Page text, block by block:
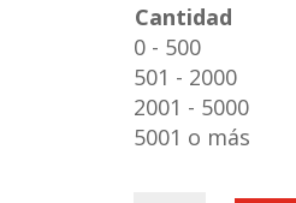
Cantidad
0 - 500
501 - 2000
2001 - 5000
5001 o más